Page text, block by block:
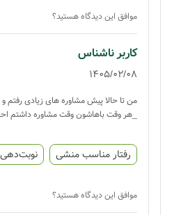
موافق این دیدگاه هستید؟
کاربر ناشناس
1405/02/08
من تا حالا پیش مشاوره های زیادی رفتم
_هر وقت باهاشون وقت مشاوره داشتم
رفتار مناسب منشی
موافق این دیدگاه هستید؟